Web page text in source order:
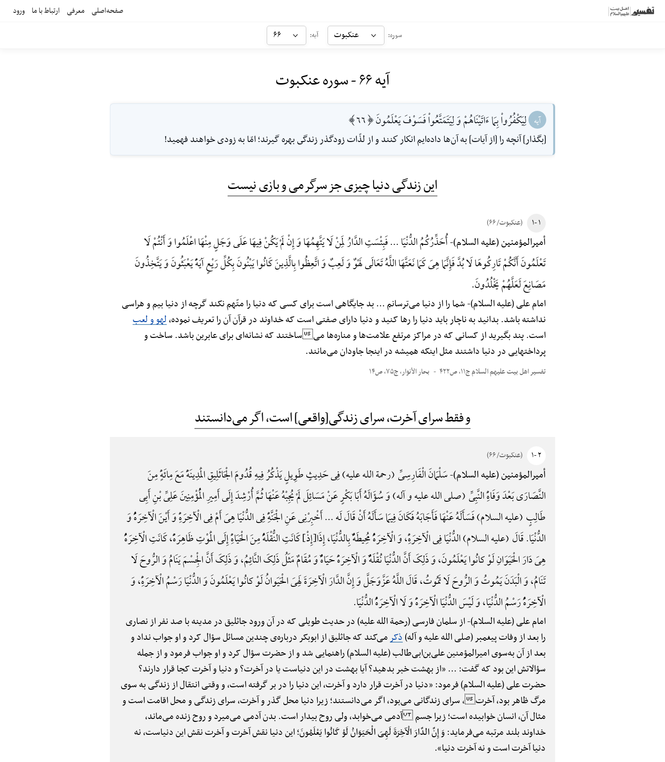
صفحه‌اصلی معرفی ارتباط با ما ورود
سوره: عنکبوت آیه: ۶۶
آیه ۶۶ - سوره عنکبوت
آیه لِيَكْفُرُواْ بِمَا ءَاتَيْنَاهُمْ وَ لِيَتَمَتَّعُواْ فَسَوْفَ يَعْلَمُونَ [66]
[بگذار] آنچه را [از آيات] به آن‌ها داده‌ايم انكار كنند و از لذّات زودگذر زندگى بهره گيرند؛ امّا به زودى خواهند فهميد!
این زندگی دنیا چیزی جز سرگرمی و بازی نیست
۱ -۱ (عنکبوت/ ۶۶)
أمیرالمؤمنین (علیه السلام)-أُحَذِّرُکُمُ الدُّنْیَا ... فَبِئْسَتِ الدَّارُ لِمَنْ لَا یَتَّهِمُهَا وَ إِنْ لَمْ یَکُنْ فِیهَا عَلَی وَجَلٍ مِنْهَا اعْلَمُوا وَ أَنْتُمْ لَا
تَعْلَمُونَ أَنَّکُمْ تَارِکُوهَا لَا بُدَّ فَإِنَّمَا هِیَ کَمَا نَعَتَّهَا اللَّهُ تَعَالَی لَهْوٌ وَ لَعِبٌ وَ اتَّعِظُوا بِالَّذِینَ کَانُوا یَبْنُونَ بِکُلِّ رَیْعٍ آیَهًًْ یَعْبَثُونَ وَ یَتَّخِذُونَ
مَصَانِعَ لَعَلَّهُمْ یَخْلُدُونَ.
امام علی (علیه السلام)-شما را از دنیا می‌ترسانم ... بد جایگاهی است برای کسی که دنیا را متّهم نکند گرچه از دنیا بیم و هراسی
نداشته باشد. بدانید به ناچار باید دنیا را رها کنید و دنیا دارای صفتی است که خداوند در قرآن آن را تعریف نموده،لهو و لعب
است. پند بگیرید از کسانی که در مراکز مرتفع علامت‌ها و مناره‌ها میساختند که نشانه‌ای برای عابرین باشد. ساخت و
پرداختهایی در دنیا داشتند مثل اینکه همیشه در اینجا جاودان می‌مانند.
تفسیر اهل بیت علیهم السلام ج۱۱، ص۴۲۲ بحار الأنوار، ج۷۵، ص۱۴
و فقط سرای آخرت، سرای زندگی[واقعی] است، اگر می‌دانستند
۲ -۱ (عنکبوت/ ۶۶)
أمیرالمؤمنین (علیه السلام)-سَلْمَانَ الْفَارِسِیِّ (رحمة الله علیه) فِی حَدِیثٍ طَوِیلٍ یَذْکُرُ فِیهِ قُدُومَ الْجَاثَلِیقِ الْمَدِینَهًَْ مَعَ مِائَهًٍْ مِنَ
النَّصَارَی بَعْدَ وَفَاهًِْ النَّبِیِّ (صلی الله علیه و آله) وَ سُؤَالَهُ أَبَا بَکْرٍ عَنْ مَسَائِلَ لَمْ یُجِبْهُ عَنْهَا ثُمَّ أُرْشِدَ إِلَی أَمِیرِ الْمُؤْمِنِینَ عَلِیِّ بْنِ أَبِی
طَالِبٍ (علیه السلام) فَسَأَلَهُ عَنْهَا فَأَجَابَهُ فَکَانَ فِیمَا سَأَلَهُ أَنْ قَالَ لَه ... أَخْبِرْنِی عَنِ الْجَنَّهًِْ فِی الدُّنْیَا هِیَ أَمْ فِی الْآخِرَهًِْ وَ أَیْنَ الْآخِرَهًُْ وَ
الدُّنْیَا. قَالَ (علیه السلام) الدُّنْیَا فِی الْآخِرَهًِْ، وَ الْآخِرَهًُْ مُحِیطَهًٌْ بِالدُّنْیَا، إِذَا{إِذْ} کَانَتِ النُّقْلَهًُْ مِنَ الْحَیَاهًِْ إِلَی الْمَوْتِ ظَاهِرَهًًْ، کَانَتِ الْآخِرَهًُْ
هِیَ دَارَ الْحَیَوَانِ لَوْ کانُوا یَعْلَمُونَ، وَ ذَلِکَ أَنَّ الدُّنْیَا نُقْلَهًٌْ وَ الْآخِرَهًَْ حَیَاهًٌْ وَ مُقَامٌ مَثَلُ ذَلِکَ النَّائِمُ، وَ ذَلِکَ أَنَّ الْجِسْمَ یَنَامُ وَ الرُّوحَ لَا
تَنَامُ، وَ الْبَدَنَ یَمُوتُ وَ الرُّوحَ لَا تَمُوتُ، قَالَ اللَّهُ عَزَّوَجَلَّ وَ إِنَّ الدَّارَ الْآخِرَةَ لَهِیَ الْحَیَوانُ لَوْ کانُوا یَعْلَمُونَ وَ الدُّنْیَا رَسْمُ الْآخِرَهًِْ، وَ
الْآخِرَهًُْ رَسْمُ الدُّنْیَا، وَ لَیْسَ الدُّنْیَا الْآخِرَهًَْ وَ لَا الْآخِرَهًُْ الدُّنْیَا.
امام علی (علیه السلام)-از سلمان فارسی (رحمة الله علیه) در حدیث طویلی که در آن ورود جاثلیق در مدینه با صد نفر از نصاری
را بعد از وفات پیغمبر (صلی الله علیه و آله)ذکرمی‌کند که جاثلیق از ابوبکر درباره‌ی چندین مسائل سؤال کرد و او جواب نداد و
بعد از آن به‌سوی امیرالمؤمنین علی‌بن‌ابی‌طالب (علیه السلام) راهنمایی شد و از حضرت سؤال کرد و او جواب فرمود و از جمله
سؤالاتش این بود که گفت: ... «از بهشت خبر بدهید؟ آیا بهشت در این دنیاست یا در آخرت؟ و دنیا و آخرت کجا قرار دارند؟
حضرت علی (علیه السلام) فرمود: «دنیا در آخرت قرار دارد و آخرت، این دنیا را در بر گرفته است، و وقتی انتقال از زندگی به سوی
مرگ ظاهر بود، آخرت، سرای زندگانی می‌بود، اگر می‌دانستند؛ زیرا دنیا محل گذر و آخرت، سرای زندگی و محل اقامت است و
مثال آن، انسان خوابیده است؛ زیرا جسم آدمی می‌خوابد، ولی روح بیدار است. بدن آدمی می‌میرد و روح زنده می‌ماند،
خداوند بلند مرتبه می‌فرماید: وَ إِنَّ الدَّارَ الْآخِرَةَ لَهِیَ الْحَیَوَانُ لَوْ کَانُوا یَعْلَمُونَ؛ این دنیا نقش آخرت و آخرت نقش این دنیاست، نه
دنیا آخرت است و نه آخرت دنیا».